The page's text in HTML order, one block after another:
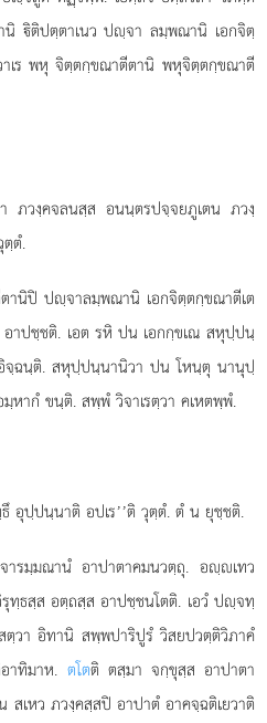
นิ ิติปตฺตาเนว ปฺจา ลมฺพณานิ เอกจิตฺ
เร พหุ จิตฺตกฺขณาตีตานิ พหุจิตฺตกฺขณาตี
ภวงฺคจลนสฺส อนนฺตรปจฺจยภูเตน ภวงฺ
ตํ.
านิปิ ปฺจาลมฺพณานิ เอกจิตฺตกฺขณาตีเต
าปชฺชติ. เอต รหิ ปน เอกกฺขเณ สหุปฺปนฺ
ฉนฺติ. สหุปฺปนฺนานิวา ปน โหนฺตุ นานุปฺ
หากํ ขนฺติ. สพฺพํ วิจาเรตฺวา คเหตพฺพํ.
ธึ อุปฺปนฺนาติ อปเร’’ติ วุตฺตํ. ตํ น ยุชฺชติ.
รมฺมณานํ อาปาตาคมนวตฺถุ. อฺเทว
ธสฺส อตฺถสฺส อาปชฺชนโตติ. เอวํ ปฺจทฺ
ตฺวา อิทานิ สพฺพปาริปูรํ วิสยปวตฺติวิภาคํ
าทิมาห. ตโตติ ตสฺมา จกฺขุสฺส อาปาตา
เหว ภวงฺคสฺสปิ อาปาตํ อาคจฺฉติเยวาติ